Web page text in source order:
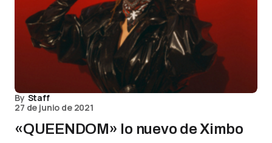
By Staff
27 de junio de 2021
«QUEENDOM» lo nuevo de Ximbo